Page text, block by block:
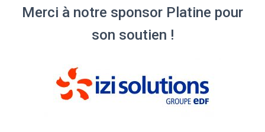
Merci à notre sponsor Platine pour
son soutien !